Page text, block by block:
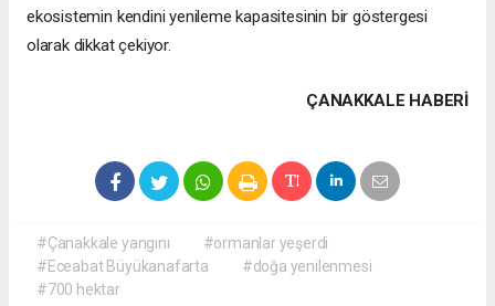
ekosistemin kendini yenileme kapasitesinin bir göstergesi
olarak dikkat çekiyor.
ÇANAKKALE HABERİ
#Çanakkale yangını
#ormanlar yeşerdi
#Eceabat Büyükanafarta
#doğa yenilenmesi
#700 hektar